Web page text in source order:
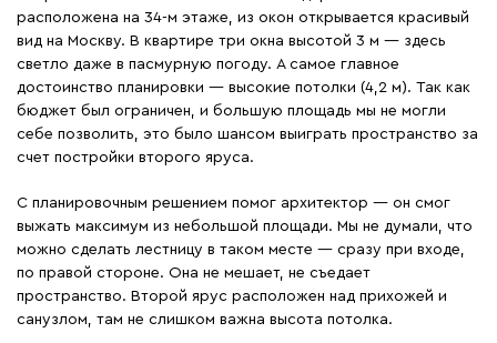
расположена на 34-м этаже, из окон открывается красивый
вид на Москву. В квартире три окна высотой 3 м — здесь
светло даже в пасмурную погоду. А самое главное
достоинство планировки — высокие потолки (4,2 м). Так как
бюджет был ограничен, и большую площадь мы не могли
себе позволить, это было шансом выиграть пространство за
счет постройки второго яруса.
С планировочным решением помог архитектор — он смог
выжать максимум из небольшой площади. Мы не думали, что
можно сделать лестницу в таком месте — сразу при входе,
по правой стороне. Она не мешает, не съедает
пространство. Второй ярус расположен над прихожей и
санузлом, там не слишком важна высота потолка.